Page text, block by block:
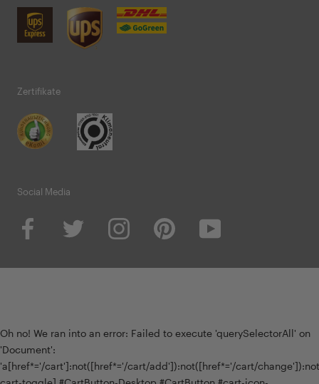
Gelegenheiten getragen werden soll? Wie wäre es
mit dem Ring Little Flowers? Eine zarte Ringschiene,
umrankt von einem Blumenarrangement. Bei diesem
der Symbiose von Gold und Blau? Klicken Sie sich
Modell, das rundum mit einem Blautopas,
Aquamarin oder Saphir besetzt ist. Als Akzentsteine
sind Brillanten oder Zirkonias eine schöne
Beispiel auch für bestimmte schöne gemeinsame
Ihren Goldring mit den Edelsteinen eine Geschichte
erzählen. Zu unseren Topsellern gehört der Precious.
Stein, der von einer Krappenfassung gehalten wird.
Romantic Highlight. Ob Spannring oder modernes
Modell mit drei Steinen - ein blauer Stein und ein
Ring aus Gold sind immer eine gute Wahl.
Zertifikate
Social Media
Oh no! We ran into an error: Failed to execute 'querySelectorAll' on
'Document':
'a[href*='/cart']:not([href*='/cart/add']):not([href*='/cart/